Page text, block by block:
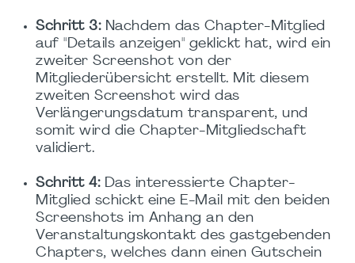
Schritt 3:Nachdem das Chapter-Mitglied
auf "Details anzeigen" geklickt hat, wird ein
zweiter Screenshot von der
Mitgliederübersicht erstellt. Mit diesem
zweiten Screenshot wird das
Verlängerungsdatum transparent, und
somit wird die Chapter-Mitgliedschaft
validiert.
Schritt 4:Das interessierte Chapter-
Mitglied schickt eine E-Mail mit den beiden
Screenshots im Anhang an den
Veranstaltungskontakt des gastgebenden
Chapters, welches dann einen Gutschein